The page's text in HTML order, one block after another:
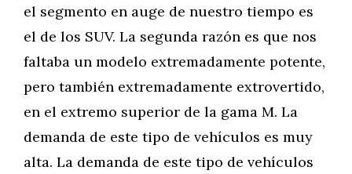
el segmento en auge de nuestro tiempo es
el de los SUV. La segunda razón es que nos
faltaba un modelo extremadamente potente,
pero también extremadamente extrovertido,
en el extremo superior de la gama M. La
demanda de este tipo de vehículos es muy
alta. La demanda de este tipo de vehículos